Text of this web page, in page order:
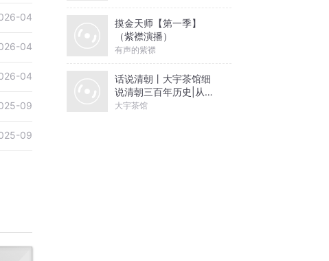
04
04
04
09
09
摸金天师【第一季】
（紫襟演播）
有声的紫襟
话说清朝丨大宇茶馆细
说清朝三百年历史|从努
尔哈赤到末代皇帝溥仪|
大宇茶馆